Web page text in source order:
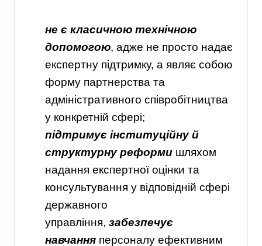
не є класичною технічною
допомогою, адже не просто надає
експертну підтримку, а являє собою
форму партнерства та
адміністративного співробітництва
у конкретній сфері;
підтримує інституційну й
структурну реформи шляхом
надання експертної оцінки та
консультування у відповідній сфері
державного
управління, забезпечує
навчання персоналу ефективним